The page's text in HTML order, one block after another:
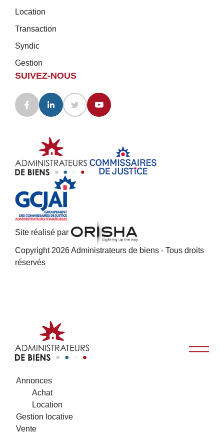
Location
Transaction
Syndic
Gestion
SUIVEZ-NOUS
Site réalisé par
Copyright 2026 Administrateurs de biens - Tous droits
réservés
Annonces
Achat
Location
Gestion locative
Vente